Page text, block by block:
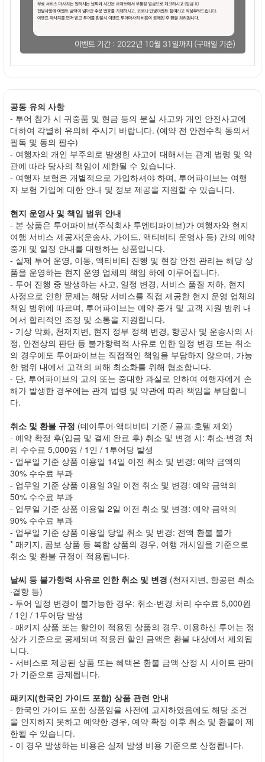
공동 유의 사항
- 투어 참가 시 귀중품 및 현금 등의 분실 사고와 개인 안전사고에
대하여 각별히 유의해 주시기 바랍니다. (예약 전 안전수칙 동의서
필독 및 동의 필수)
- 여행자의 개인 부주의로 발생한 사고에 대해서는 관계 법령 및 약
관에 따라 당사의 책임이 제한될 수 있습니다.
- 여행자 보험은 개별적으로 가입하셔야 하며, 투어파이브는 여행
자 보험 가입에 대한 안내 및 정보 제공을 지원할 수 있습니다.
현지 운영사 및 책임 범위 안내
- 본 상품은 투어파이브(주식회사 투엔티파이브)가 여행자와 현지
여행 서비스 제공자(운송사, 가이드, 액티비티 운영사 등) 간의 예약
중개 및 일정 안내를 대행하는 상품입니다.
- 실제 투어 운영, 이동, 액티비티 진행 및 현장 안전 관리는 해당 상
품을 운영하는 현지 운영 업체의 책임 하에 이루어집니다.
- 투어 진행 중 발생하는 사고, 일정 변경, 서비스 품질 저하, 현지
사정으로 인한 문제는 해당 서비스를 직접 제공한 현지 운영 업체의
책임 범위에 따르며, 투어파이브는 예약 중개 및 고객 지원 범위 내
에서 합리적인 조정 및 소통을 지원합니다.
- 기상 악화, 천재지변, 현지 정부 정책 변경, 항공사 및 운송사의 사
정, 안전상의 판단 등 불가항력적 사유로 인한 일정 변경 또는 취소
의 경우에도 투어파이브는 직접적인 책임을 부담하지 않으며, 가능
한 범위 내에서 고객의 피해 최소화를 위해 협조합니다.
- 단, 투어파이브의 고의 또는 중대한 과실로 인하여 여행자에게 손
해가 발생한 경우에는 관계 법령 및 약관에 따라 책임을 부담합니
다.
취소 및 환불 규정 (데이투어·액티비티 기준 / 골프·호텔 제외)
- 예약 확정 후(입금 및 결제 완료 후) 취소 및 변경 시: 취소·변경 처
리 수수료 5,000원 / 1인 / 1투어당 발생
- 업무일 기준 상품 이용일 14일 이전 취소 및 변경: 예약 금액의
30% 수수료 부과
- 업무일 기준 상품 이용일 3일 이전 취소 및 변경: 예약 금액의
50% 수수료 부과
- 업무일 기준 상품 이용일 2일 이전 취소 및 변경: 예약 금액의
90% 수수료 부과
- 업무일 기준 상품 이용일 당일 취소 및 변경: 전액 환불 불가
* 패키지, 콤보 상품 등 복합 상품의 경우, 여행 개시일을 기준으로
취소 및 환불 규정이 적용됩니다.
날씨 등 불가항력 사유로 인한 취소 및 변경 (천재지변, 항공편 취소
·결항 등)
- 투어 일정 변경이 불가능한 경우: 취소·변경 처리 수수료 5,000원
/ 1인 / 1투어당 발생
- 패키지 상품 또는 할인이 적용된 상품의 경우, 이용하신 투어는 정
상가 기준으로 공제되며 적용된 할인 금액은 환불 대상에서 제외됩
니다.
- 서비스로 제공된 상품 또는 혜택은 환불 금액 산정 시 사이트 판매
가 기준으로 공제됩니다.
패키지(한국인 가이드 포함) 상품 관련 안내
- 한국인 가이드 포함 상품임을 사전에 고지하였음에도 해당 조건
을 인지하지 못하고 예약한 경우, 예약 확정 이후 취소 및 환불이 제
한될 수 있습니다.
- 이 경우 발생하는 비용은 실제 발생 비용 기준으로 산정됩니다.